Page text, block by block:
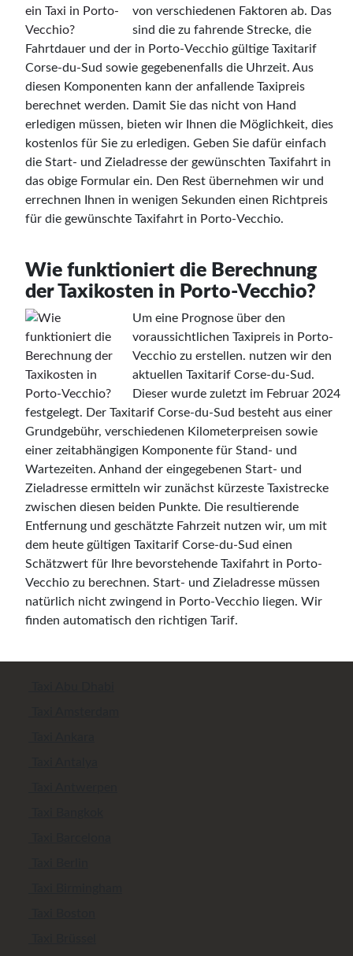
von verschiedenen Faktoren ab. Das
sind die zu fahrende Strecke, die
Fahrtdauer und der in Porto-Vecchio gültige Taxitarif
Corse-du-Sud sowie gegebenenfalls die Uhrzeit. Aus
diesen Komponenten kann der anfallende Taxipreis
berechnet werden. Damit Sie das nicht von Hand
erledigen müssen, bieten wir Ihnen die Möglichkeit, dies
kostenlos für Sie zu erledigen. Geben Sie dafür einfach
die Start- und Zieladresse der gewünschten Taxifahrt in
das obige Formular ein. Den Rest übernehmen wir und
errechnen Ihnen in wenigen Sekunden einen Richtpreis
für die gewünschte Taxifahrt in Porto-Vecchio.
Wie funktioniert die Berechnung
der Taxikosten in Porto-Vecchio?
Um eine Prognose über den
voraussichtlichen Taxipreis in Porto-
Vecchio zu erstellen. nutzen wir den
aktuellen Taxitarif Corse-du-Sud.
Dieser wurde zuletzt im Februar 2024
festgelegt. Der Taxitarif Corse-du-Sud besteht aus einer
Grundgebühr, verschiedenen Kilometerpreisen sowie
einer zeitabhängigen Komponente für Stand- und
Wartezeiten. Anhand der eingegebenen Start- und
Zieladresse ermitteln wir zunächst kürzeste Taxistrecke
zwischen diesen beiden Punkte. Die resultierende
Entfernung und geschätzte Fahrzeit nutzen wir, um mit
dem heute gültigen Taxitarif Corse-du-Sud einen
Schätzwert für Ihre bevorstehende Taxifahrt in Porto-
Vecchio zu berechnen. Start- und Zieladresse müssen
natürlich nicht zwingend in Porto-Vecchio liegen. Wir
finden automatisch den richtigen Tarif.